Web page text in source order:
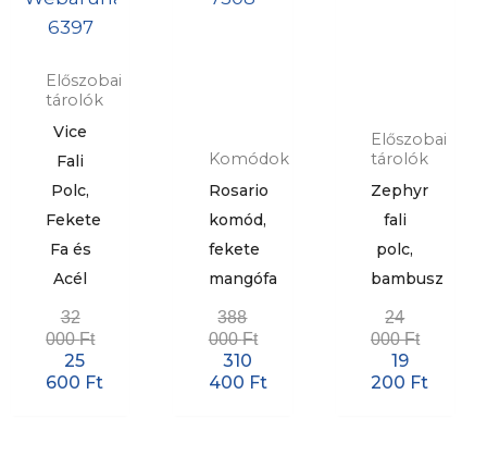
Előszobai
tárolók
Vice
Fali
Polc,
Fekete
Fa és
Acél
32
000Ft
25
600 Ft
Komódok
Rosario
komód,
fekete
mangófa
388
000Ft
310
400 Ft
Előszobai
tárolók
Zephyr
fali
polc,
bambusz
24
000Ft
19
200 Ft